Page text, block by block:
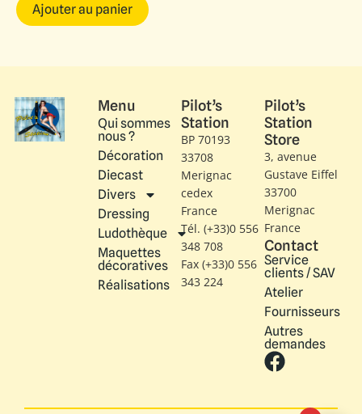
Ajouter au panier
Menu
Qui sommes
nous ?
Décoration
Diecast
Divers
Dressing
Ludothèque
Maquettes
décoratives
Réalisations
Pilot’s
Station
BP 70193
33708
Merignac
cedex
France
Tél. (+33)0 556
348 708
Fax (+33)0 556
343 224
Pilot’s
Station
Store
3, avenue
Gustave Eiffel​
33700
Merignac
France
Contact
Service
clients / SAV
Atelier
Fournisseurs
Autres
demandes